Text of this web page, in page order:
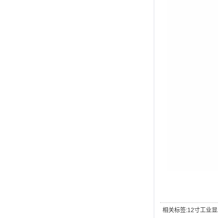
相关标签:12寸工业